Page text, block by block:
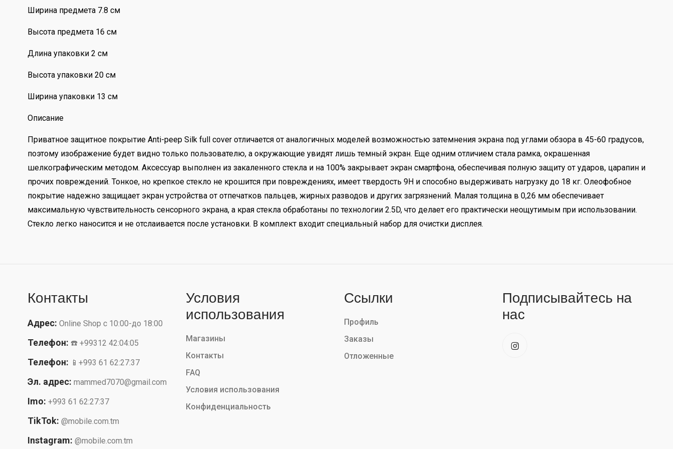
Ширина предмета 7.8 см
Высота предмета 16 см
Длина упаковки 2 см
Высота упаковки 20 см
Ширина упаковки 13 см
Описание
Приватное защитное покрытие Anti-peep Silk full cover отличается от аналогичных моделей возможностью затемнения экрана под углами обзора в 45-60 градусов,
поэтому изображение будет видно только пользователю, а окружающие увидят лишь темный экран. Еще одним отличием стала рамка, окрашенная
шелкографическим методом. Аксессуар выполнен из закаленного стекла и на 100% закрывает экран смартфона, обеспечивая полную защиту от ударов, царапин и
прочих повреждений. Тонкое, но крепкое стекло не крошится при повреждениях, имеет твердость 9Н и способно выдерживать нагрузку до 18 кг. Олеофобное
покрытие надежно защищает экран устройства от отпечатков пальцев, жирных разводов и других загрязнений. Малая толщина в 0,26 мм обеспечивает
максимальную чувствительность сенсорного экрана, а края стекла обработаны по технологии 2.5D, что делает его практически неощутимым при использовании.
Стекло легко наносится и не отслаивается после установки. В комплект входит специальный набор для очистки дисплея.
Контакты
Адрес: Online Shop с 10:00-до 18:00
Телефон: ☎️ +99312 42:04:05
Телефон: 📱+993 61 62:27:37
Эл. адрес: mammed7070@gmail.com
Imo: +993 61 62:27:37
TikTok: @mobile.com.tm
Instagram: @mobile.com.tm
Условия
использования
Магазины
Контакты
FAQ
Условия использования
Конфиденциальность
Ссылки
Профиль
Заказы
Отложенные
Подписывайтесь на
нас